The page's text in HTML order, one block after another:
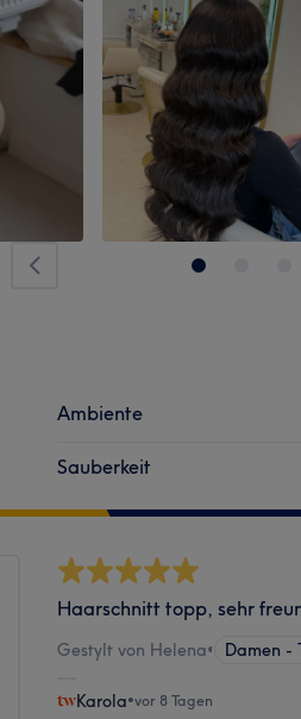
Ambiente
Sauberkeit
Haarschnitt topp, sehr
Gestylt von Helena• Damen -
Karola•vor 8 Tagen